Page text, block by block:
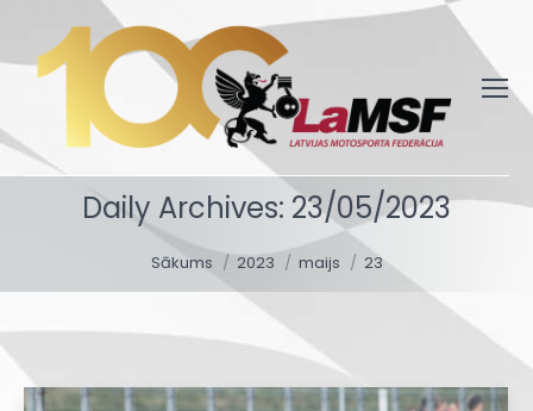
Daily Archives: 23/05/2023
Sākums 2023 maijs 23